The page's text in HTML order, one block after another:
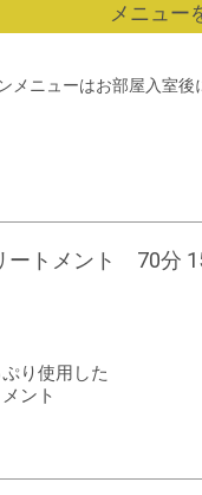
メニュー
ニューはお部屋入室後
ートメント 70分
り使用した
ント